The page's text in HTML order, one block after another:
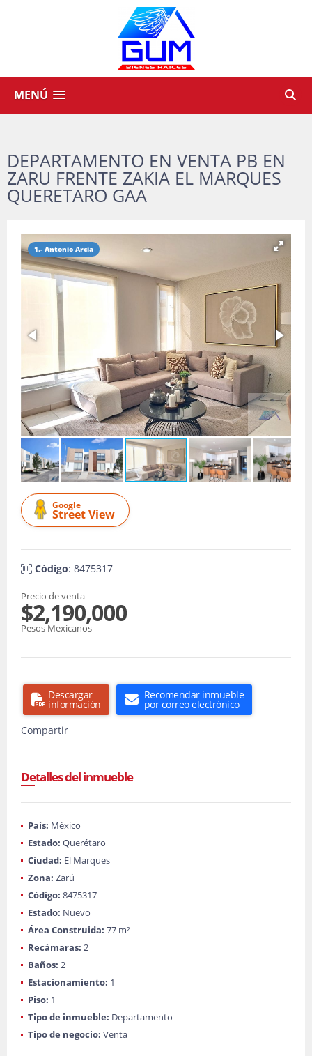
MENÚ
DEPARTAMENTO EN VENTA PB EN
ZARU FRENTE ZAKIA EL MARQUES
QUERETARO GAA
1.- Antonio Arcia
Google
Street View
Código: 8475317
Precio de venta
$2,190,000
Pesos Mexicanos
Descargar
información
Recomendar inmueble
por correo electrónico
Compartir
Detalles del inmueble
País: México
Estado: Querétaro
Ciudad: El Marques
Zona: Zarú
Código: 8475317
Estado: Nuevo
Área Construida: 77 m²
Recámaras: 2
Baños: 2
Estacionamiento: 1
Piso: 1
Tipo de inmueble: Departamento
Tipo de negocio: Venta